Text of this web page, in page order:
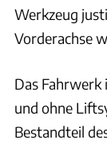
Werkzeug
Vorderachse
Das
und ohne
Bestandteil